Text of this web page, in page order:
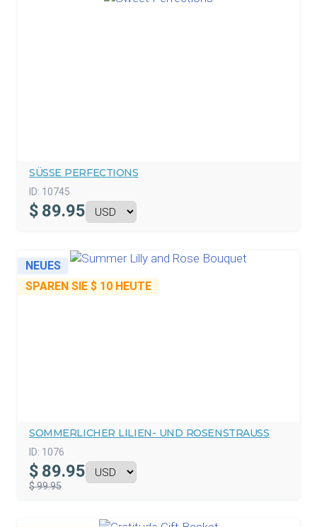
SÜSSE PERFECTIONS
ID: 10745
$ 89.95
NEUES
SPAREN SIE $ 10 HEUTE
SOMMERLICHER LILIEN- UND ROSENSTRAUSS
ID: 1076
$ 89.95
$ 99.95